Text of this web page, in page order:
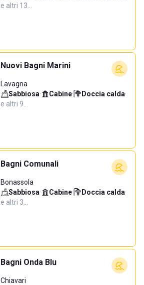
e altri 13…
Nuovi Bagni Marini
Lavagna
Sabbiosa· Cabine· Doccia calda·
e altri 9…
Bagni Comunali
Bonassola
Sabbiosa· Cabine· Doccia calda·
e altri 3…
Bagni Onda Blu
Chiavari